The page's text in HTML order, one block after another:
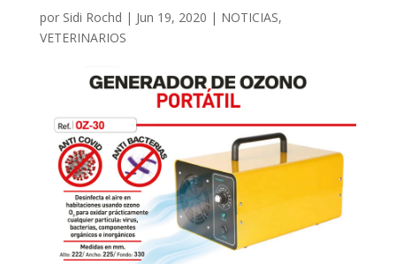
por Sidi Rochd | Jun 19, 2020 | NOTICIAS,
VETERINARIOS